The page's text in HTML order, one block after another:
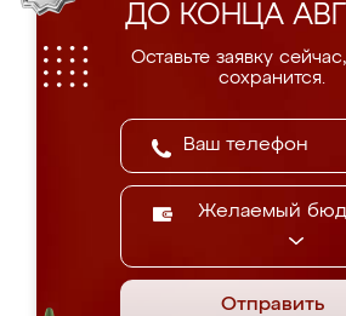
ДО КОНЦА
Оставьте заявку
сохранится.
Желаемый
Отправить